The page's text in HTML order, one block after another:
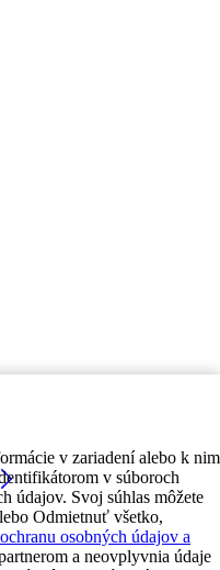
v zariadení alebo k nim
v súboroch
údajov. Svoj súhlas môžete
Odmietnuť všetko,
osobných údajov a
a neovplyvnia údaje